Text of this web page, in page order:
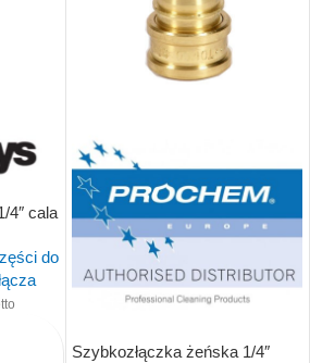
4″ cala
do
Szybkozłączka żeńska 1/4″